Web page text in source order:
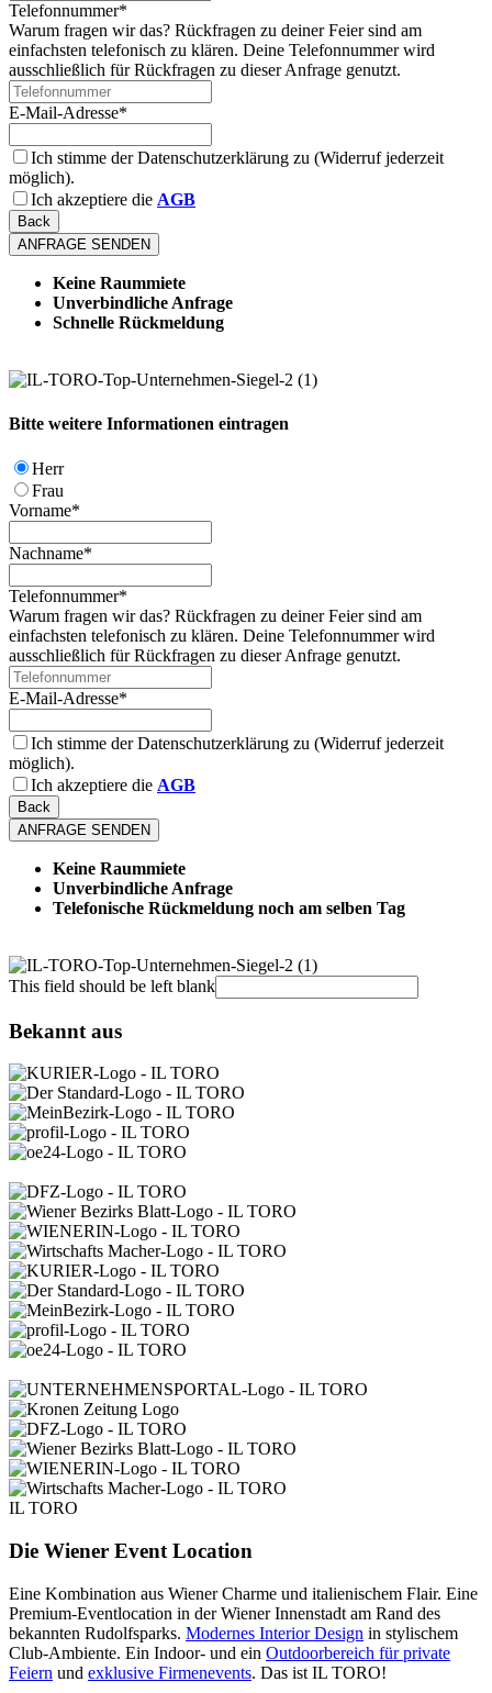
Telefonnummer*
Warum fragen wir das? Rückfragen zu deiner Feier sind am
einfachsten telefonisch zu klären. Deine Telefonnummer wird
ausschließlich für Rückfragen zu dieser Anfrage genutzt.
E-Mail-Adresse*
Ich stimme der Datenschutzerklärung zu (Widerruf jederzeit
möglich).
Ich akzeptiere die AGB
Back
ANFRAGE SENDEN
Keine Raummiete
Unverbindliche Anfrage
Schnelle Rückmeldung
Bitte weitere Informationen eintragen
Herr
Frau
Vorname*
Nachname*
Telefonnummer*
Warum fragen wir das? Rückfragen zu deiner Feier sind am
einfachsten telefonisch zu klären. Deine Telefonnummer wird
ausschließlich für Rückfragen zu dieser Anfrage genutzt.
E-Mail-Adresse*
Ich stimme der Datenschutzerklärung zu (Widerruf jederzeit
möglich).
Ich akzeptiere die AGB
Back
ANFRAGE SENDEN
Keine Raummiete
Unverbindliche Anfrage
Telefonische Rückmeldung noch am selben Tag
This field should be left blank
Bekannt aus
IL TORO
Die Wiener Event Location
Eine Kombination aus Wiener Charme und italienischem Flair. Eine
Premium-Eventlocation in der Wiener Innenstadt am Rand des
bekannten Rudolfsparks. Modernes Interior Design in stylischem
Club-Ambiente. Ein Indoor- und ein Outdoorbereich für private
Feiern und exklusive Firmenevents. Das ist IL TORO!